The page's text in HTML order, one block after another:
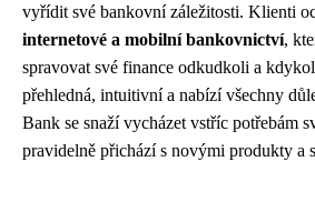
vyřídit své bankovní záležitosti. Klienti
internetové a mobilní bankovnictví,
spravovat své finance odkudkoli a
přehledná, intuitivní a nabízí všechny
Bank se snaží vycházet vstříc potřebám
pravidelně přichází s novými produkty a